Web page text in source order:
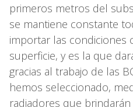
primeros metros del
se mantiene constante
importar las condiciones
superficie, y es la que
gracias al trabajo de las
hemos seleccionado,
radiadores que